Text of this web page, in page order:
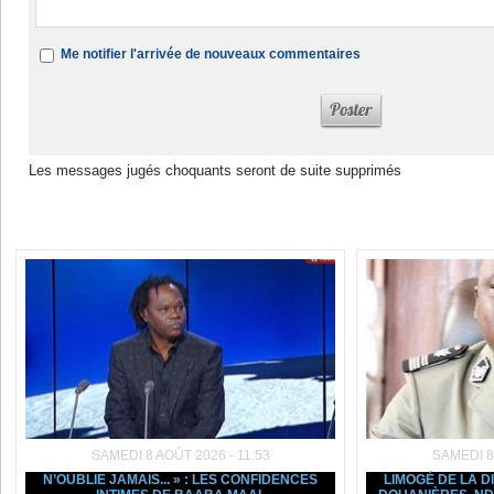
Me notifier l'arrivée de nouveaux commentaires
Les messages jugés choquants seront de suite supprimés
SAMEDI 8 AOÛT 2026 - 11:53
N’OUBLIE JAMAIS... » : LES CONFIDENCES
SAMEDI
LIMOGÉ DE LA